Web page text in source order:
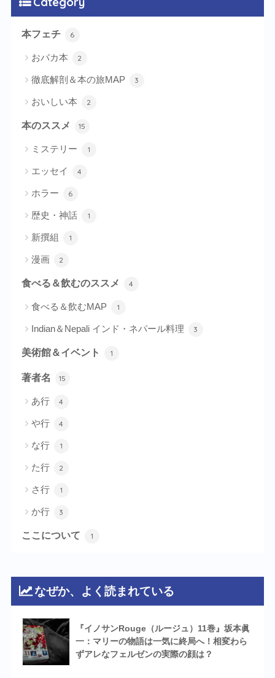
本フェチ 6
おバカ本 2
徹底解剖＆本の旅MAP 3
おいしい本 2
本のススメ 15
ミステリー 1
エッセイ 4
ホラー 6
歴史・神話 1
新撰組 1
漫画 2
食べる＆飲むのススメ 4
食べる＆飲むMAP 1
Indian＆Nepali インド・ネパール料理 3
美術館＆イベント 1
著者名 15
あ行 4
や行 4
な行 1
た行 2
さ行 1
か行 3
ここについて 1
なぜか、よく読まれている
『イノサンRouge（ルージュ）11巻』坂本眞
一：マリーの物語は一気に終局へ！相変わら
ずアレなフェルゼンの実際の顔は？